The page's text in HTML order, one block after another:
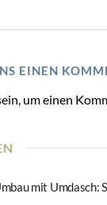
EINEN
um einen
mit Umdasch: